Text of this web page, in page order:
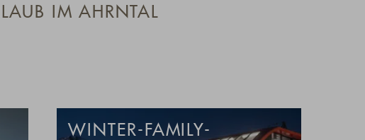
IM AHRNTAL
WINTER-FAMILY-